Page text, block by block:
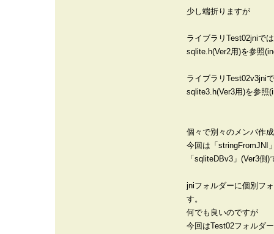
少し端折りますが
ライブラリTest02jniでは
sqlite.h(Ver2用)を参照
ライブラリTest02v3jni
sqlite3.h(Ver3用)を参照
個々で別々のメンバ作
今回は「stringFromJNI
「sqliteDBv3」(Ver3側)
jniフォルダーに個別フ
す。
何でも良いのですが
今回はTest02フォルダ